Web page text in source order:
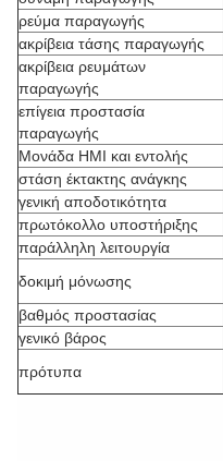
ρεύμα παραγωγής
ακρίβεια τάσης παραγωγής
ακρίβεια ρευμάτων
παραγωγής
επίγεια προστασία
παραγωγής
Μονάδα HMI και εντολής
στάση έκτακτης ανάγκης
γενική αποδοτικότητα
πρωτόκολλο υποστήριξης
παράλληλη λειτουργία
δοκιμή μόνωσης
βαθμός προστασίας
γενικό βάρος
πρότυπα